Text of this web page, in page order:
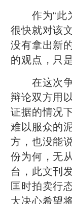
作为“此
很快就对该
没有拿出新
的观点，只
在这次争
辩论双方用
证据的情况
难以服众的
方，也没能
份为何，无
台，此文刊
匡时拍卖行
大决心希望